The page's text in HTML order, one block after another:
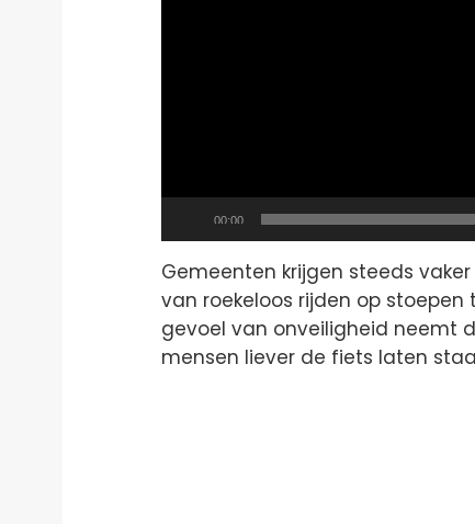
Current
00:00
Gemeenten krijgen steeds
van roekeloos rijden op stoepen
gevoel van onveiligheid neemt
mensen liever de fiets laten